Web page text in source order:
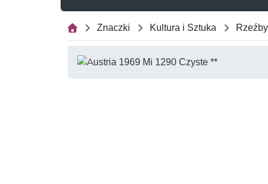
Znaczki Kultura i Sztuka Rzeźby